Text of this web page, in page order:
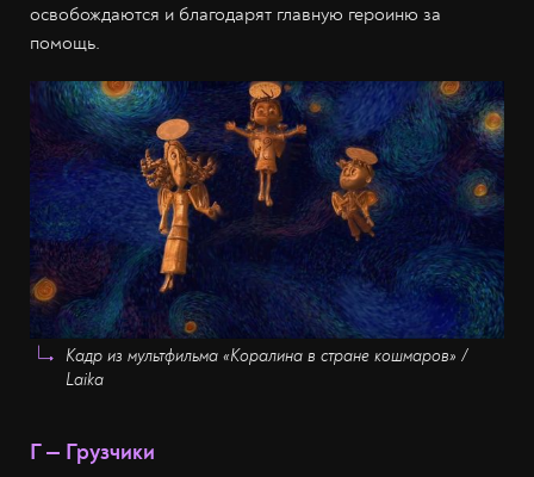
освобождаются и благодарят главную героиню за
помощь.
Кадр из мультфильма «Коралина в стране кошмаров» /
Laika
Г — Грузчики